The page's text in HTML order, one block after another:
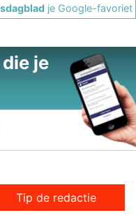
je Google-favoriet
je
Tip de redactie